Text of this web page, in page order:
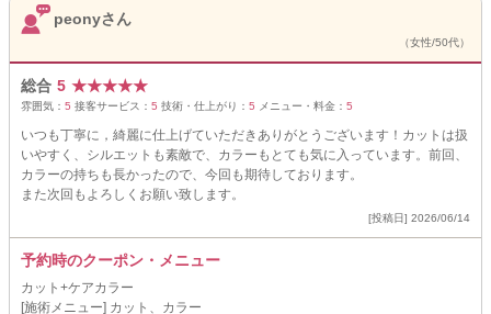
peonyさん
（女性/50代）
総合 5 ★★★★★
雰囲気： 5 接客サービス： 5 技術・仕上がり： 5 メニュー・料金： 5
いつも丁寧に，綺麗に仕上げていただきありがとうございます！カットは扱
いやすく、シルエットも素敵で、カラーもとても気に入っています。前回、
カラーの持ちも長かったので、今回も期待しております。
また次回もよろしくお願い致します。
[投稿日] 2026/06/14
予約時のクーポン・メニュー
カット+ケアカラー
[施術メニュー] カット、カラー